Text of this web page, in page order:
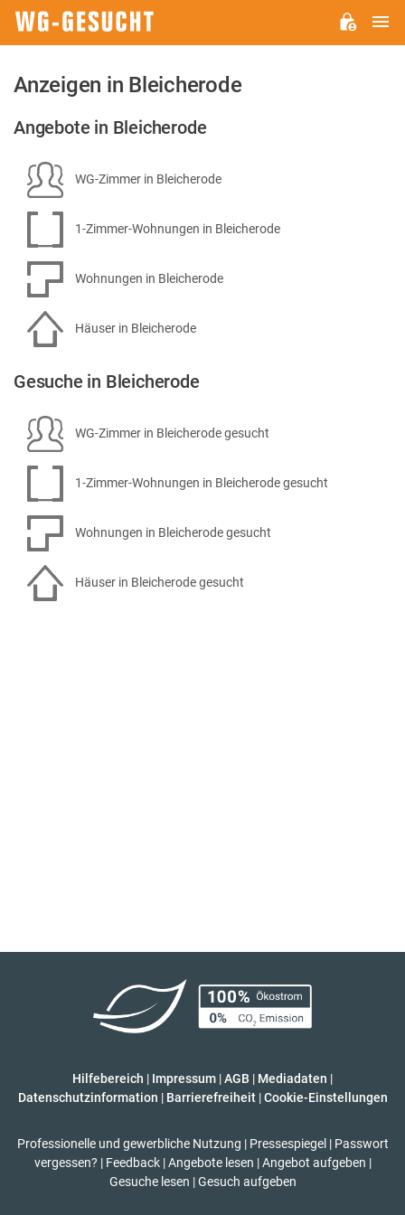
Anzeigen in Bleicherode
Angebote in Bleicherode
WG-Zimmer in Bleicherode
1-Zimmer-Wohnungen in Bleicherode
Wohnungen in Bleicherode
Häuser in Bleicherode
Gesuche in Bleicherode
WG-Zimmer in Bleicherode gesucht
1-Zimmer-Wohnungen in Bleicherode gesucht
Wohnungen in Bleicherode gesucht
Häuser in Bleicherode gesucht
Hilfebereich | Impressum |AGB | Mediadaten |
Datenschutzinformation | Barrierefreiheit | Cookie-Einstellungen
Professionelle und gewerbliche Nutzung | Pressespiegel | Passwort
vergessen? | Feedback | Angebote lesen | Angebot aufgeben |
Gesuche lesen | Gesuch aufgeben